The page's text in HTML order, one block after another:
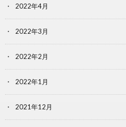
2022年4月
2022年3月
2022年2月
2022年1月
2021年12月